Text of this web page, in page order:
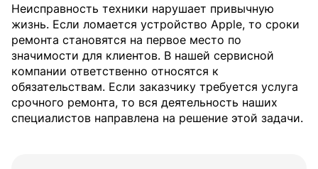
Неисправность техники нарушает привычную
жизнь. Если ломается устройство Apple, то сроки
ремонта становятся на первое место по
значимости для клиентов. В нашей сервисной
компании ответственно относятся к
обязательствам. Если заказчику требуется услуга
срочного ремонта, то вся деятельность наших
специалистов направлена на решение этой задачи.